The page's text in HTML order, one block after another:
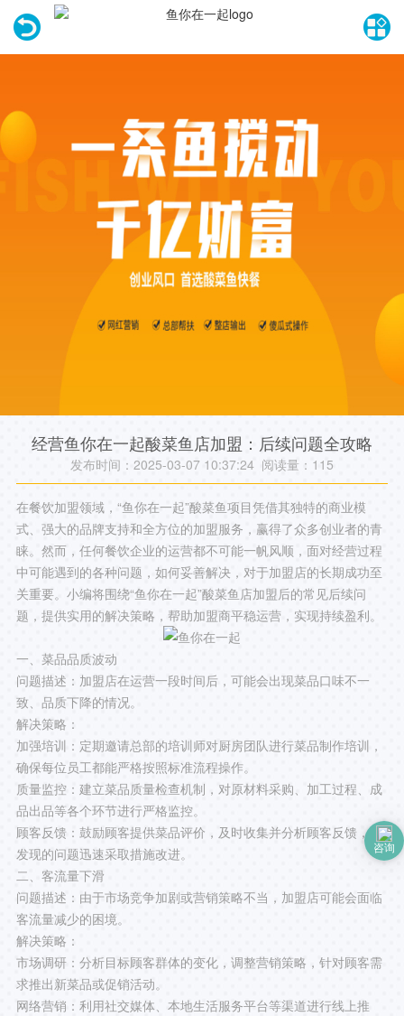
经营鱼你在一起酸菜鱼店加盟：后续问题全攻略
发布时间：2025-03-07 10:37:24 阅读量： 115
在餐饮加盟领域，“鱼你在一起”酸菜鱼项目凭借其独特的商业模
式、强大的品牌支持和全方位的加盟服务，赢得了众多创业者的青
睐。然而，任何餐饮企业的运营都不可能一帆风顺，面对经营过程
中可能遇到的各种问题，如何妥善解决，对于加盟店的长期成功至
关重要。小编将围绕“鱼你在一起”酸菜鱼店加盟后的常见后续问
题，提供实用的解决策略，帮助加盟商平稳运营，实现持续盈利。
一、菜品品质波动
问题描述：加盟店在运营一段时间后，可能会出现菜品口味不一
致、品质下降的情况。
解决策略：
加强培训：定期邀请总部的培训师对厨房团队进行菜品制作培训，
确保每位员工都能严格按照标准流程操作。
质量监控：建立菜品质量检查机制，对原材料采购、加工过程、成
品出品等各个环节进行严格监控。
顾客反馈：鼓励顾客提供菜品评价，及时收集并分析顾客反馈，对
发现的问题迅速采取措施改进。
二、客流量下滑
问题描述：由于市场竞争加剧或营销策略不当，加盟店可能会面临
客流量减少的困境。
解决策略：
市场调研：分析目标顾客群体的变化，调整营销策略，针对顾客需
求推出新菜品或促销活动。
网络营销：利用社交媒体、本地生活服务平台等渠道进行线上推
咨询